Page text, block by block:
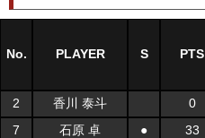
No. PLAYER S PTS
2 香川 泰斗 0
7
石原 卓 ● 33